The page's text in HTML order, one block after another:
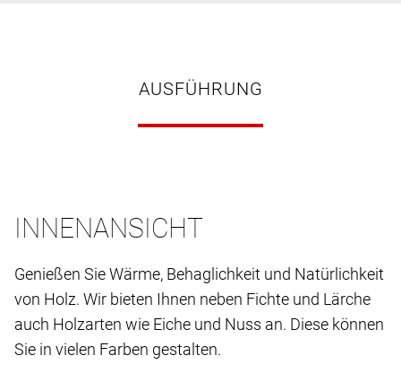
AUSFÜHRUNG
INNENANSICHT
Genießen Sie Wärme, Behaglichkeit und Natürlichkeit
von Holz. Wir bieten Ihnen neben Fichte und Lärche
auch Holzarten wie Eiche und Nuss an. Diese können
Sie in vielen Farben gestalten.